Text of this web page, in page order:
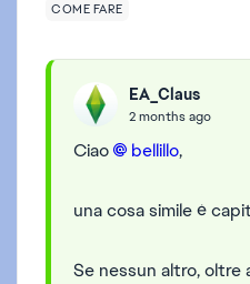
COME FARE
EA_Claus
2 months ago
Ciao bellillo​,
una cosa simile è
Se nessun altro,